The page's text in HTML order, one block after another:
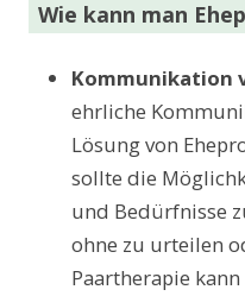
Wie kann man
Kommunikation
ehrliche
Lösung von
sollte die
und Bedürfnisse
ohne zu urteilen
Paartherapie